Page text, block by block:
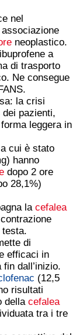
nel
neoplastico.
a
di trasporto
Ne consegue
la crisi
pazienti,
leggera in
cui è stato
hanno
dopo 2 ore
28,1%)
la cefalea
testa.
di
efficaci in
dall’inizio.
(12,5
risultati
della cefalea
tra i tre